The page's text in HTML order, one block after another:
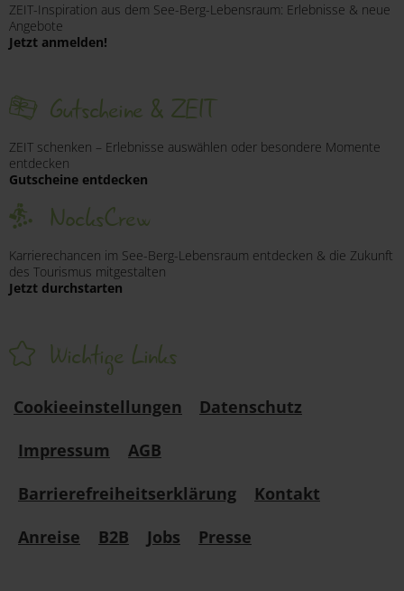
ZEIT-Inspiration aus dem See-Berg-Lebensraum: Erlebnisse & neue
Angebote
Jetzt anmelden!
Gutscheine & ZEIT
ZEIT schenken – Erlebnisse auswählen oder besondere Momente
entdecken
Gutscheine entdecken
NocksCrew
Karrierechancen im See-Berg-Lebensraum entdecken & die Zukunft
des Tourismus mitgestalten
Jetzt durchstarten
Wichtige Links
Cookieeinstellungen
Datenschutz
Impressum
AGB
Barrierefreiheitserklärung
Kontakt
Anreise
B2B Jobs Presse